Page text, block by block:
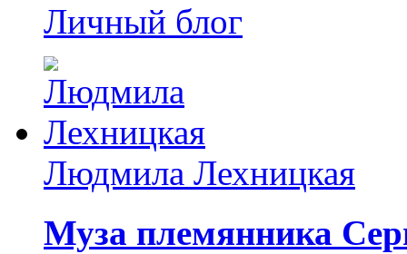
Личный блог
Людмила Лехницкая
Муза племянника